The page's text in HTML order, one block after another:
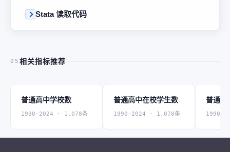
Stata 读取代码
05 相关指标推荐
普通高中学校数
1990-2024 · 1,078条
普通高中在校学生数
1990-2024 · 1,078条
普通高
1990-